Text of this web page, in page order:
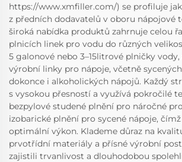
https://www.xmfiller.com/) se profiluje
z předních dodavatelů v oboru nápojové
široká nabídka produktů zahrnuje celou
plnicích linek pro vodu do různých
5 galonové nebo 3–15litrové plničky
výrobní linky pro nápoje, včetně
dokonce i alkoholických nápojů. Každý
s vysokou přesností a využívá pokročilé
bezpylové studené plnění pro náročné
izobarické plnění pro sycené nápoje,
optimální výkon. Klademe důraz na
prvotřídní materiály a přísné výrobní
zajistili trvanlivost a dlouhodobou